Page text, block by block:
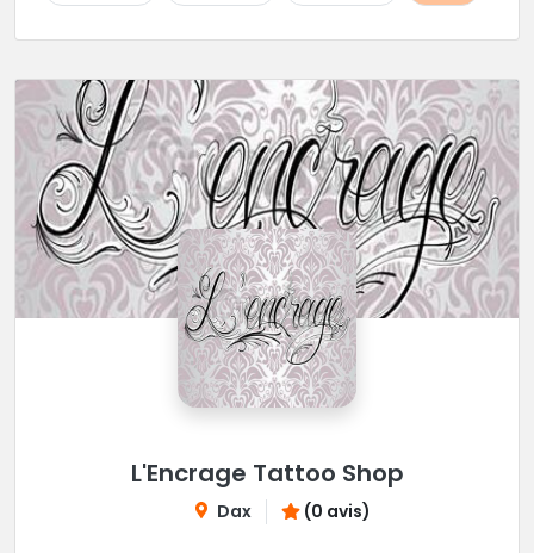
L'Encrage Tattoo Shop
Dax (0 avis)